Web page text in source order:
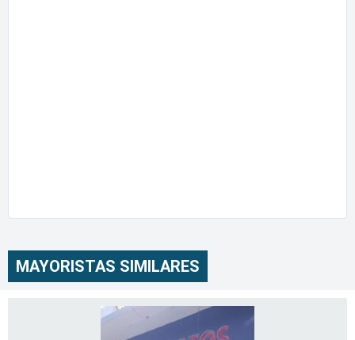
MAYORISTAS SIMILARES